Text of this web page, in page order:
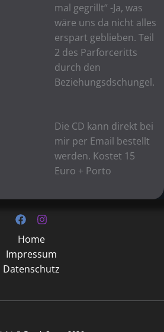
mal gegrillt“ -Ja, was
wäre uns da nicht alles
erspart geblieben. Teil
2 des Parforceritts
durch den
Beziehungsdschungel.
Die CD kann direkt bei
mir per Email bestellt
werden. Kostet 15
Euro + Porto
Home
Impressum
Datenschutz